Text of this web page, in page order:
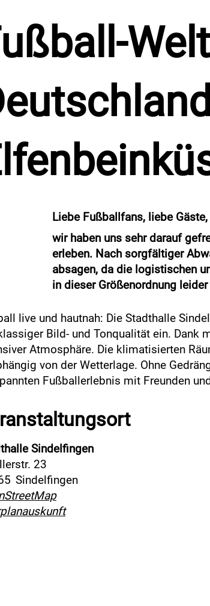
Liebe Fußballfans, liebe Gäste,
wir haben uns sehr darauf
erleben. Nach sorgfältiger
absagen, da die logistischen
in dieser Größenordnung
live und hautnah: Die Stadthalle
Bild- und Tonqualität ein. Dank
Atmosphäre. Die klimatisierten
von der Wetterlage. Ohne
Fußballerlebnis mit Freunden
Sindelfingen
23
Sindelfingen